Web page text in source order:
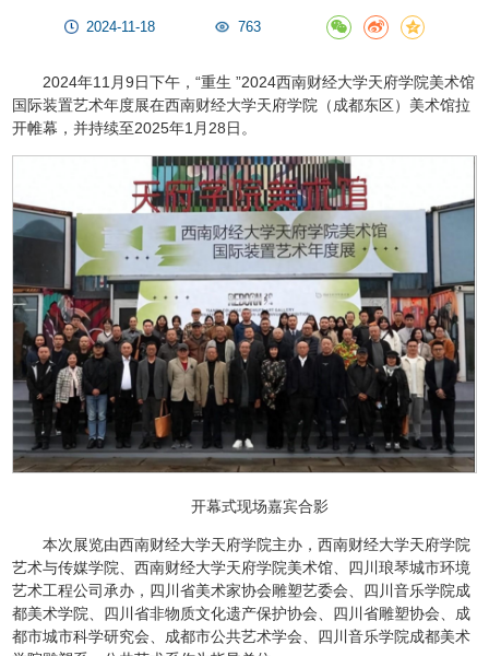
2024-11-18 763
2024年11月9日下午，“重生 ”2024西南财经大学天府学院美术馆
国际装置艺术年度展在西南财经大学天府学院（成都东区）美术馆拉
开帷幕，并持续至2025年1月28日。
开幕式现场嘉宾合影
本次展览由西南财经大学天府学院主办，西南财经大学天府学院
艺术与传媒学院、西南财经大学天府学院美术馆、四川琅琴城市环境
艺术工程公司承办，四川省美术家协会雕塑艺委会、四川音乐学院成
都美术学院、四川省非物质文化遗产保护协会、四川省雕塑协会、成
都市城市科学研究会、成都市公共艺术学会、四川音乐学院成都美术